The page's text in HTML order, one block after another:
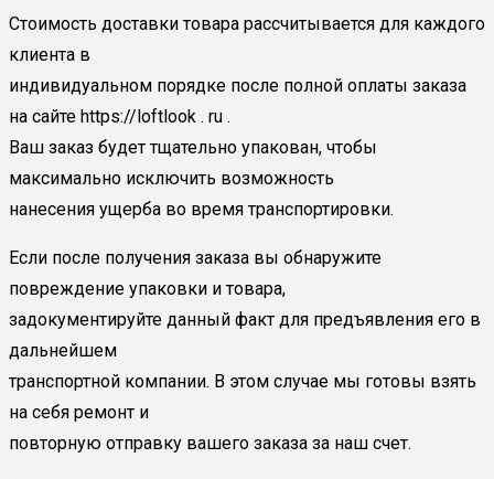
Стоимость доставки товара рассчитывается для каждого
клиента в
индивидуальном порядке после полной оплаты заказа
на сайте https://loftlook . ru .
Ваш заказ будет тщательно упакован, чтобы
максимально исключить возможность
нанесения ущерба во время транспортировки.
Если после получения заказа вы обнаружите
повреждение упаковки и товара,
задокументируйте данный факт для предъявления его в
дальнейшем
транспортной компании. В этом случае мы готовы взять
на себя ремонт и
повторную отправку вашего заказа за наш счет.